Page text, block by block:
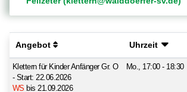
Angebot Uhrzeit
Klettern für Kinder Anfänger Gr. O
- Start: 22.06.2026
WS bis 21.09.2026
Mo., 17:00 - 18:30